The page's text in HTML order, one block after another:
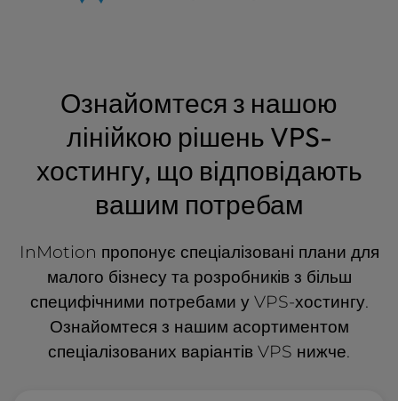
Ознайомтеся з нашою
лінійкою рішень VPS-
хостингу, що відповідають
вашим потребам
InMotion пропонує спеціалізовані плани для
малого бізнесу та розробників з більш
специфічними потребами у VPS-хостингу.
Ознайомтеся з нашим асортиментом
спеціалізованих варіантів VPS нижче.